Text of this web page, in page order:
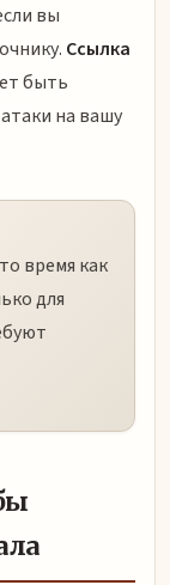
вы
Ссылка
быть
на вашу
время как
для